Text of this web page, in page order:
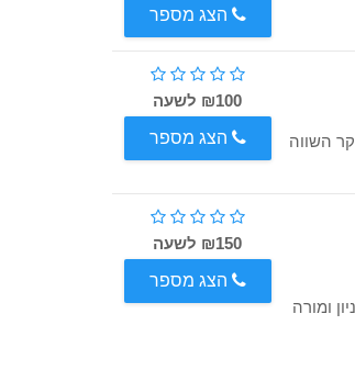
הצג מספר
השווה
₪100 לשעה
הצג מספר
ומורה
₪150 לשעה
הצג מספר